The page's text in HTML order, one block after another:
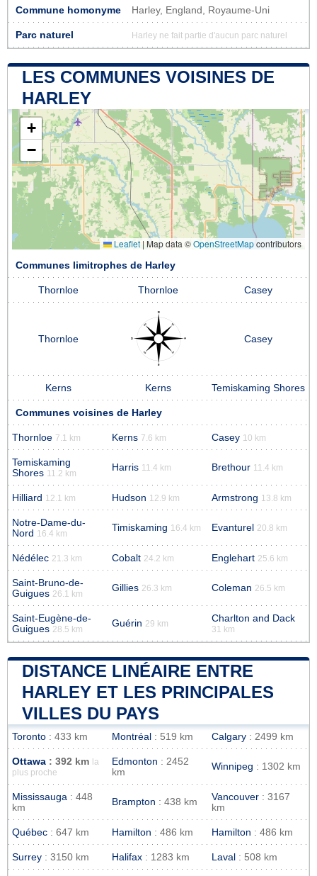
Commune homonyme Harley, England, Royaume-Uni
Parc naturel Harley ne fait partie d'aucun parc naturel
LES COMMUNES VOISINES DE
HARLEY
+
−
Leaflet | Map data ©OpenStreetMapcontributors
Communes limitrophes de Harley
Thornloe Thornloe Casey
Thornloe Casey
Kerns Kerns Temiskaming Shores
Communes voisines de Harley
Thornloe 7.1 km Kerns 7.6 km Casey 10 km
Temiskaming
Shores 11.2 km
Harris 11.4 km Brethour 11.4 km
Hilliard 12.1 km Hudson 12.9 km Armstrong 13.8 km
Notre-Dame-du-
Nord 16.4 km
Timiskaming 16.4 km Evanturel 20.8 km
Nédélec 21.3 km Cobalt 24.2 km Englehart 25.6 km
Saint-Bruno-de-
Guigues 26.1 km
Gillies 26.3 km Coleman 26.5 km
Saint-Eugène-de-
Guigues 28.5 km
Guérin 29 km Charlton and Dack
31 km
DISTANCE LINÉAIRE ENTRE
HARLEY ET LES PRINCIPALES
VILLES DU PAYS
Toronto : 433 km Montréal : 519 km Calgary : 2499 km
Ottawa : 392 km
la
plus proche
Edmonton : 2452
km
Winnipeg : 1302 km
Mississauga : 448
km
Brampton : 438 km Vancouver : 3167
km
Québec : 647 km Hamilton : 486 km Hamilton : 486 km
Surrey : 3150 km Halifax : 1283 km Laval : 508 km